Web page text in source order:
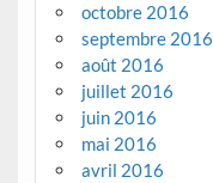
octobre 2016
septembre 2016
août 2016
juillet 2016
juin 2016
mai 2016
avril 2016